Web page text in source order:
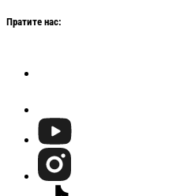
Пратите нас: